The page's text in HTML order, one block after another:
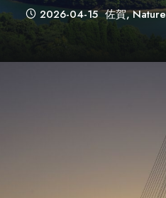
2026-04-15 佐賀,Nature